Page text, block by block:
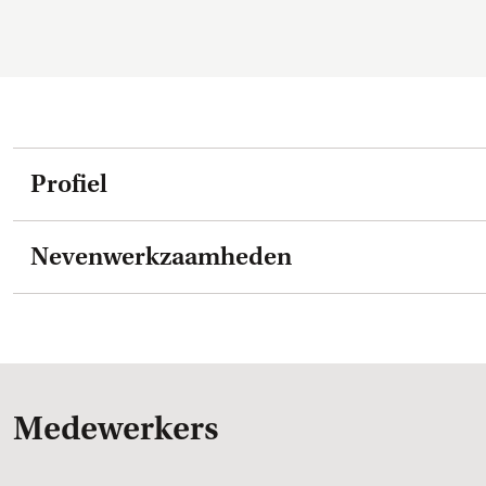
Profiel
Nevenwerkzaamheden
Medewerkers